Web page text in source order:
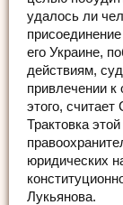
удалось ли
его Украине,
действиям,
привлечении к
этого, считает
Трактовка
юридических
Лукьянова.